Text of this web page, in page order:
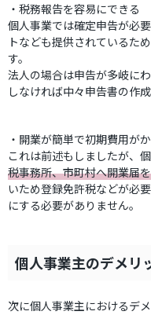
・税務報告を容易にできる
個人事業では確定申告が必
トなども提供されているた
す。
法人の場合は申告が多岐に
しなければ中々申告書の作
・開業が簡単で初期費用が
これは前述もしましたが、
税事務所、市町村へ開業届
いため登録免許税などが必
にする必要がありません。
個人事業主のデメリ
次に個人事業主におけるデ